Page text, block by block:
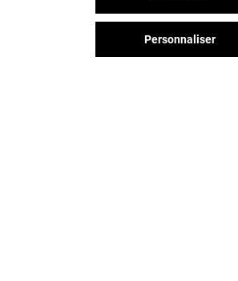
Personnaliser